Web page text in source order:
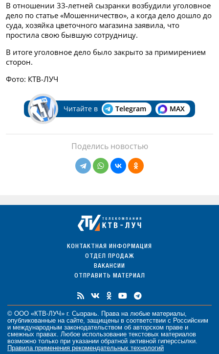
В отношении 33-летней сызранки возбудили уголовное
дело по статье «Мошенничество», а когда дело дошло до
суда, хозяйка цветочного магазина заявила, что
простила свою бывшую сотрудницу.
В итоге уголовное дело было закрыто за примирением
сторон.
Фото: КТВ-ЛУЧ
Читайте в Telegram MAX
Поделись новостью
КОНТАКТНАЯ ИНФОРМАЦИЯ
ОТДЕЛ ПРОДАЖ
ВАКАНСИИ
ОТПРАВИТЬ МАТЕРИАЛ
© ООО «КТВ-ЛУЧ» г. Сызрань. Права на любые материалы,
опубликованные на сайте, защищены в соответствии с Российским
и международным законодательством об авторском праве и
смежных правах. Любое использование текстовых материалов
возможно только при указании обратной активной гиперссылки.
Правила применения рекомендательных технологий